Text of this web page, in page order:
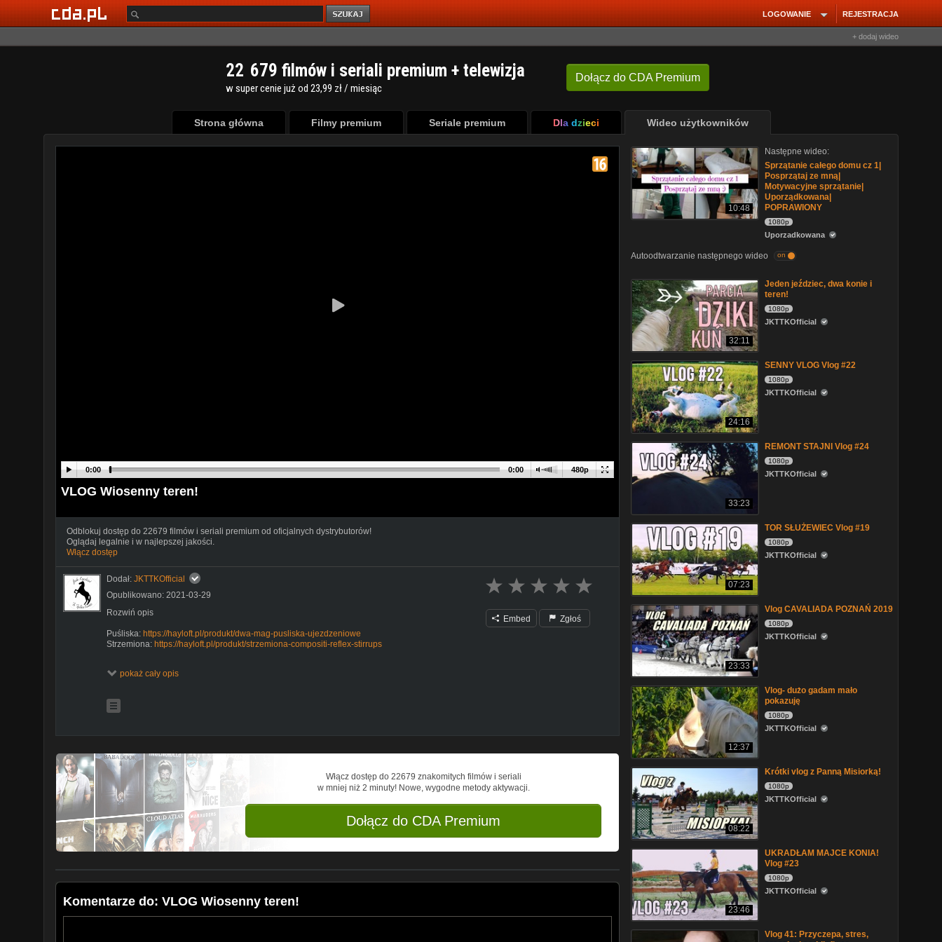
REJESTRACJA
LOGOWANIE
+ dodaj wideo
Dołącz do CDA Premium
22 679 filmów i seriali premium + telewizja
w super cenie już od 23,99 zł / miesiąc
Strona główna Filmy premium Seriale premium Dla dzieci Wideo użytkowników
480p
0:00 0:00
VLOG Wiosenny teren!
Odblokuj dostęp do 22679 filmów i seriali premium od oficjalnych dystrybutorów!
Oglądaj legalnie i w najlepszej jakości.
Włącz dostęp
Dodał: JKTTKOfficial
Opublikowano: 2021-03-29
Rozwiń opis
Puśliska: https://hayloft.pl/produkt/dwa-mag-pusliska-ujezdzeniowe
Strzemiona: https://hayloft.pl/produkt/strzemiona-compositi-reflex-stirrups
Instagram hayri :
Strona hayri:
pokaż cały opis
Embed Zgłoś
Włącz dostęp do 22679 znakomitych filmów i seriali
w mniej niż 2 minuty! Nowe, wygodne metody aktywacji.
Dołącz do CDA Premium
Komentarze do: VLOG Wiosenny teren!
10:48
Następne wideo:
Sprzątanie całego domu cz 1|
Posprzątaj ze mną|
Motywacyjne sprzątanie|
Uporządkowana|
POPRAWIONY
1080p
Uporzadkowana
Autoodtwarzanie następnego wideo on
32:11
Jeden jeździec, dwa konie i
teren!
1080p
JKTTKOfficial
24:16
SENNY VLOG Vlog #22
1080p
JKTTKOfficial
33:23
REMONT STAJNI Vlog #24
1080p
JKTTKOfficial
07:23
TOR SŁUŻEWIEC Vlog #19
1080p
JKTTKOfficial
23:33
Vlog CAVALIADA POZNAŃ 2019
1080p
JKTTKOfficial
12:37
Vlog- dużo gadam mało
pokazuję
1080p
JKTTKOfficial
08:22
Krótki vlog z Panną Misiorką!
1080p
JKTTKOfficial
23:46
UKRADŁAM MAJCE KONIA!
Vlog #23
1080p
JKTTKOfficial
Vlog 41: Przyczepa, stres,